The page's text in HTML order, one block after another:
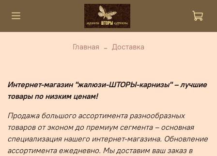
Главная Доставка
Интернет-магазин "жалюзи-ШТОРЫ-карнизы" – лучшие
товары по низким ценам!
Продажа большого ассортимента разнообразных
товаров от эконом до премиум сегмента – основная
специализация нашего интернет-магазина. Обновление
ассортимента ежедневно. Мы доставим ваш заказ в